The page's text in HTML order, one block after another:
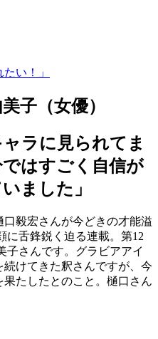
い！」
子（女優）
ラに見られてま
はすごく自信が
ました」
毅宏さんが今どきの才能溢
に舌鋒鋭く迫る連載。第12
子さんです。グラビアアイ
続けてきた釈さんですが、今
たしたとのこと。樋口さん